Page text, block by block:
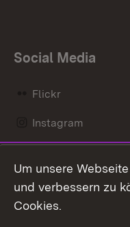
Social Media
Flickr
Instagram
Mastodon
Messenger
Um unsere
und verbessern zu
Cookies.